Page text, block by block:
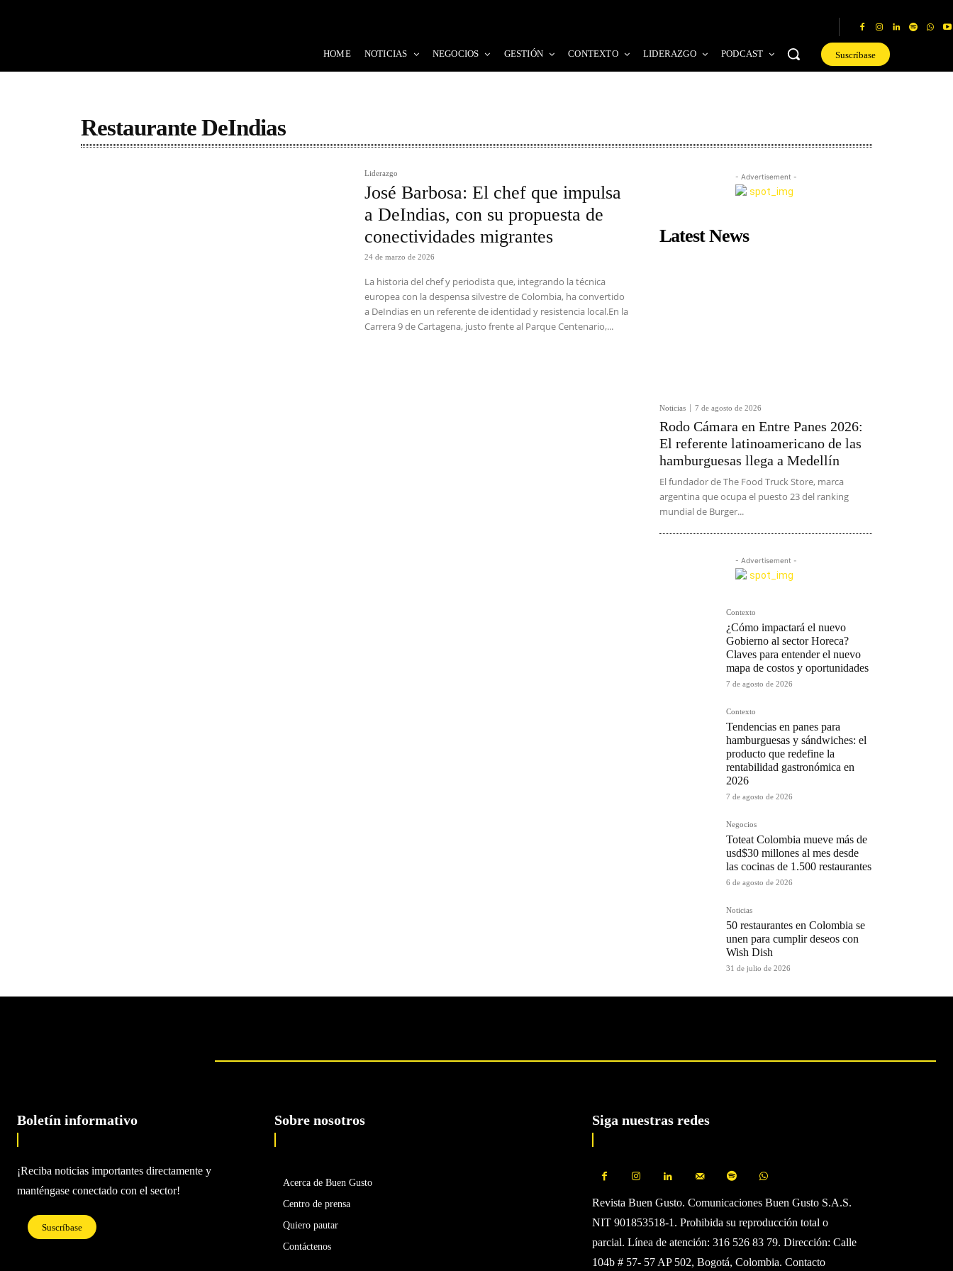
HOME NOTICIAS NEGOCIOS GESTIÓN CONTEXTO LIDERAZGO PODCAST Suscríbase
Restaurante DeIndias
Liderazgo
José Barbosa: El chef que impulsa
a DeIndias, con su propuesta de
conectividades migrantes
24 de marzo de 2026
La historia del chef y periodista que, integrando la técnica
europea con la despensa silvestre de Colombia, ha convertido
a DeIndias en un referente de identidad y resistencia local.En la
Carrera 9 de Cartagena, justo frente al Parque Centenario,...
- Advertisement -
Latest News
Noticias 7 de agosto de 2026
Rodo Cámara en Entre Panes 2026:
El referente latinoamericano de las
hamburguesas llega a Medellín
El fundador de The Food Truck Store, marca
argentina que ocupa el puesto 23 del ranking
mundial de Burger...
- Advertisement -
Contexto
¿Cómo impactará el nuevo
Gobierno al sector Horeca?
Claves para entender el nuevo
mapa de costos y oportunidades
7 de agosto de 2026
Contexto
Tendencias en panes para
hamburguesas y sándwiches: el
producto que redefine la
rentabilidad gastronómica en
2026
7 de agosto de 2026
Negocios
Toteat Colombia mueve más de
usd$30 millones al mes desde
las cocinas de 1.500 restaurantes
6 de agosto de 2026
Noticias
50 restaurantes en Colombia se
unen para cumplir deseos con
Wish Dish
31 de julio de 2026
Boletín informativo
¡Reciba noticias importantes directamente y
manténgase conectado con el sector!
Suscríbase
Sobre nosotros
Acerca de Buen Gusto
Centro de prensa
Quiero pautar
Contáctenos
Siga nuestras redes
Revista Buen Gusto. Comunicaciones Buen Gusto S.A.S.
NIT 901853518-1. Prohibida su reproducción total o
parcial. Línea de atención: 316 526 83 79. Dirección: Calle
104b # 57- 57 AP 502, Bogotá, Colombia. Contacto